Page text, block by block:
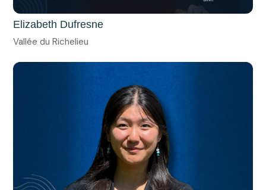
Elizabeth Dufresne
Vallée du Richelieu